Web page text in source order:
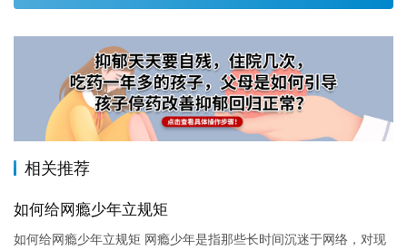
相关推荐
如何给网瘾少年立规矩
如何给网瘾少年立规矩 网瘾少年是指那些长时间沉迷于网络，对现